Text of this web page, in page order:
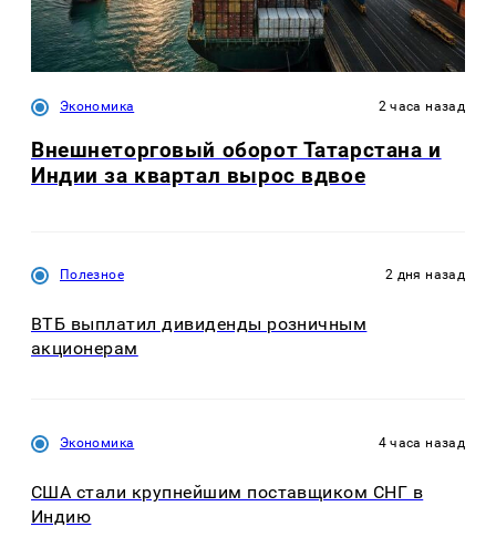
Экономика 2 часа назад
Внешнеторговый оборот Татарстана и
Индии за квартал вырос вдвое
Полезное 2 дня назад
ВТБ выплатил дивиденды розничным
акционерам
Экономика 4 часа назад
США стали крупнейшим поставщиком СНГ в
Индию